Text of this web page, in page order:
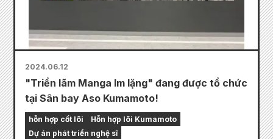
2024.06.12
"Triển lãm Manga Im lặng" đang được tổ chức
tại Sân bay Aso Kumamoto!
hỗn hợp cốt lõi
Hỗn hợp lõi Kumamoto
Dự án phát triển nghệ sĩ